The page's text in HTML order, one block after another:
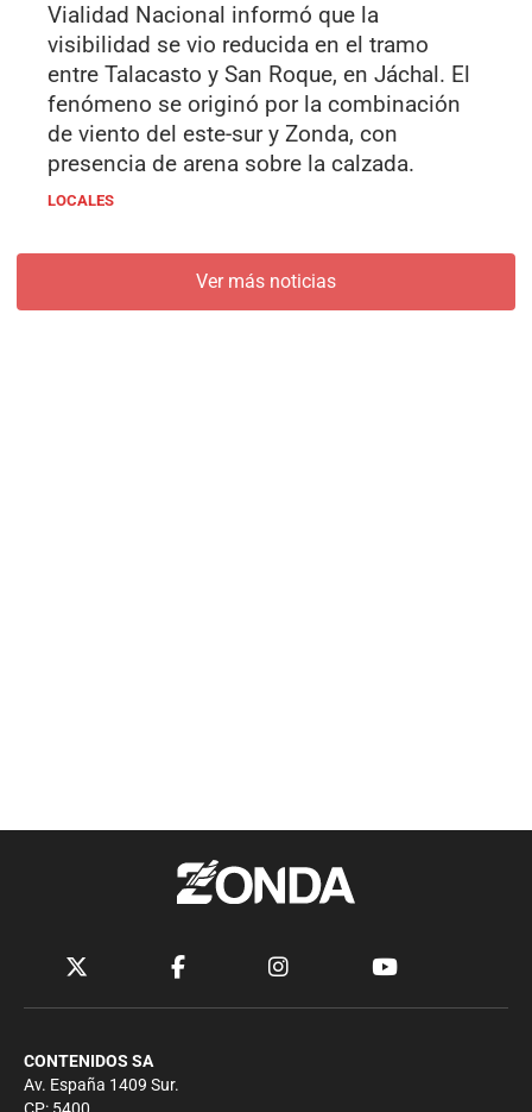
Vialidad Nacional informó que la
visibilidad se vio reducida en el tramo
entre Talacasto y San Roque, en Jáchal. El
fenómeno se originó por la combinación
de viento del este-sur y Zonda, con
presencia de arena sobre la calzada.
LOCALES
Ver más noticias
CONTENIDOS SA
Av. España 1409 Sur.